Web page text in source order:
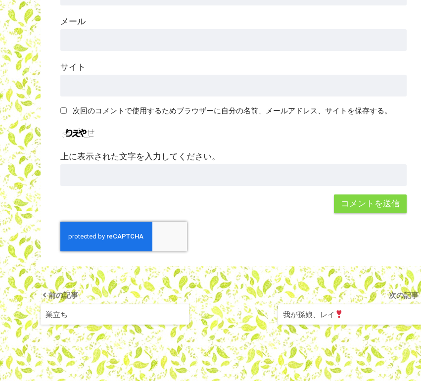
メール
サイト
次回のコメントで使用するためブラウザーに自分の名前、メールアドレス、サイトを保存する。
上に表示された文字を入力してください。
前の記事
巣立ち
次の記事
我が孫娘、レイ